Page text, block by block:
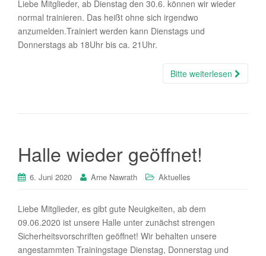
Liebe Mitglieder, ab Dienstag den 30.6. können wir wieder
normal trainieren. Das heißt ohne sich irgendwo
anzumelden.Trainiert werden kann Dienstags und
Donnerstags ab 18Uhr bis ca. 21Uhr.
Bitte weiterlesen
Halle wieder geöffnet!
6. Juni 2020 Arne Nawrath Aktuelles
Liebe Mitglieder, es gibt gute Neuigkeiten, ab dem
09.06.2020 ist unsere Halle unter zunächst strengen
Sicherheitsvorschriften geöffnet! Wir behalten unsere
angestammten Trainingstage Dienstag, Donnerstag und